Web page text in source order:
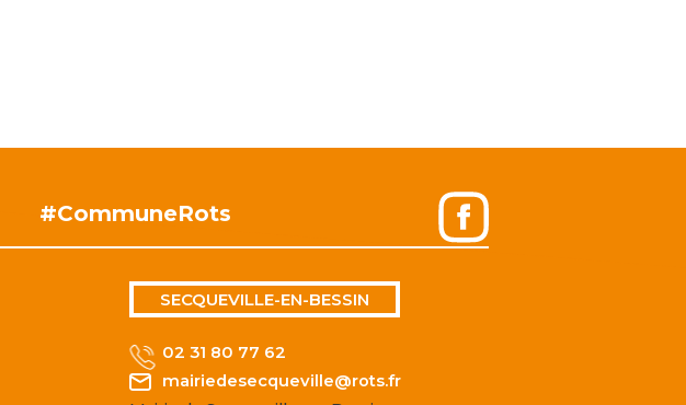
#CommuneRots
SECQUEVILLE-EN-BESSIN
02 31 80 77 62
mairiedesecqueville@rots.fr